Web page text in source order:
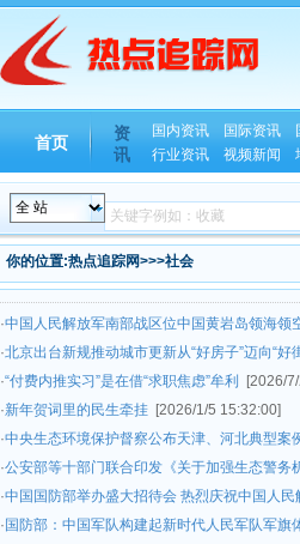
首页
资
讯
国内资讯 国际资讯
行业资讯
视频新闻
你的位置:热点追踪网>>>社会
·中国人民解放军南部战区位中国黄岩岛领海领
·北京出台新规推动城市更新从“好房子”迈向“好
·“付费内推实习”是在借“求职焦虑”牟利
[2026/
·新年贺词里的民生牵挂 [2026/1/5 15:32:00]
·中央生态环境保护督察公布天津、河北典型案
·公安部等十部门联合印发《关于加强生态警务
·中国国防部举办盛大招待会 热烈庆祝中国人
· 国防部：中国军队构建起新时代人民军队军旗